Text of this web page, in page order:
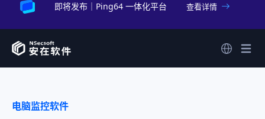
即将发布｜Ping64 一体化平台 查看详情
电脑监控软件